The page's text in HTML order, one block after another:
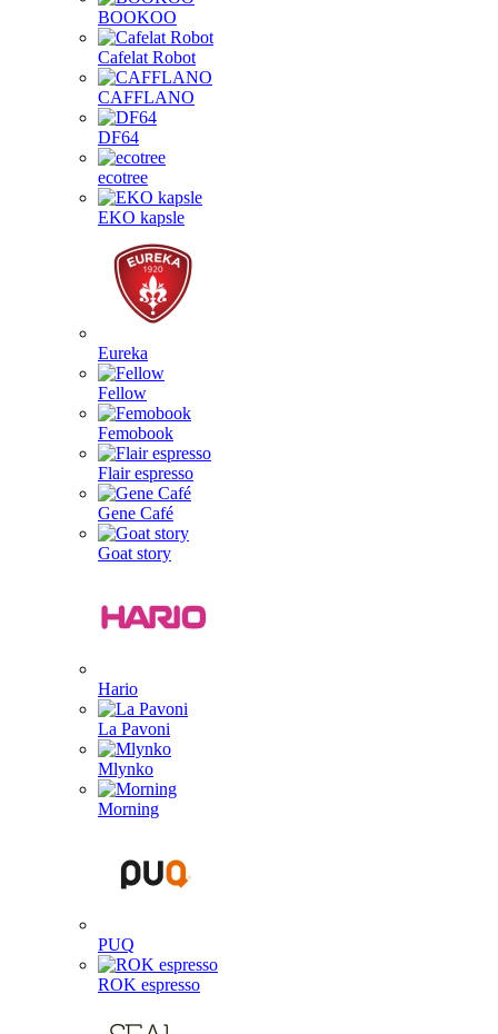
BOOKOO
Cafelat Robot
CAFFLANO
DF64
ecotree
EKO kapsle
Eureka
Fellow
Femobook
Flair espresso
Gene Café
Goat story
Hario
La Pavoni
Mlynko
Morning
PUQ
ROK espresso